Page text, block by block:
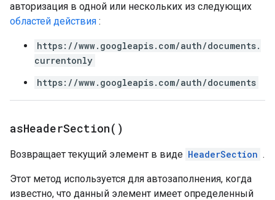
авторизация в одной или нескольких из следующих
областей действия :
https://www.googleapis.com/auth/documents.
currentonly
https://www.googleapis.com/auth/documents
asHeaderSection( )
Возвращает текущий элемент в виде HeaderSection .
Этот метод используется для автозаполнения, когда
известно, что данный элемент имеет определенный